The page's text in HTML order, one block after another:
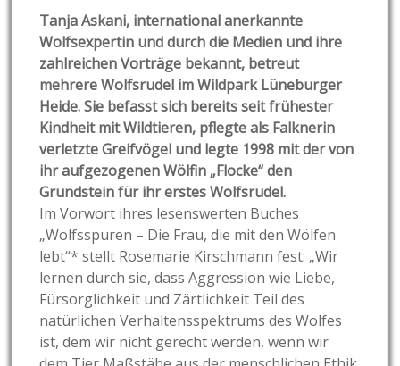
Tanja Askani, international anerkannte
Wolfsexpertin und durch die Medien und ihre
zahlreichen Vorträge bekannt, betreut
mehrere Wolfsrudel im Wildpark Lüneburger
Heide. Sie befasst sich bereits seit frühester
Kindheit mit Wildtieren, pflegte als Falknerin
verletzte Greifvögel und legte 1998 mit der von
ihr aufgezogenen Wölfin „Flocke“ den
Grundstein für ihr erstes Wolfsrudel.
Im Vorwort ihres lesenswerten Buches
„Wolfsspuren – Die Frau, die mit den Wölfen
lebt“* stellt Rosemarie Kirschmann fest: „Wir
lernen durch sie, dass Aggression wie Liebe,
Fürsorglichkeit und Zärtlichkeit Teil des
natürlichen Verhaltensspektrums des Wolfes
ist, dem wir nicht gerecht werden, wenn wir